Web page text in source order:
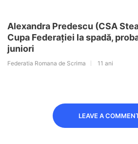
Alexandra Predescu (CSA
Cupa Federației la spadă,
juniori
Federatia Romana de Scrima 11 ani
LEAVE A